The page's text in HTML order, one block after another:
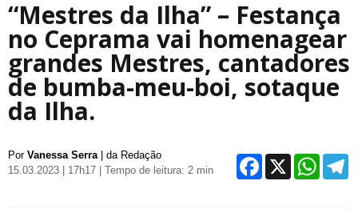
“Mestres da Ilha” – Festança
no Ceprama vai homenagear
grandes Mestres, cantadores
de bumba-meu-boi, sotaque
da Ilha.
Por Vanessa Serra | da Redação
15.03.2023 | 17h17
| Tempo de leitura: 2 min X